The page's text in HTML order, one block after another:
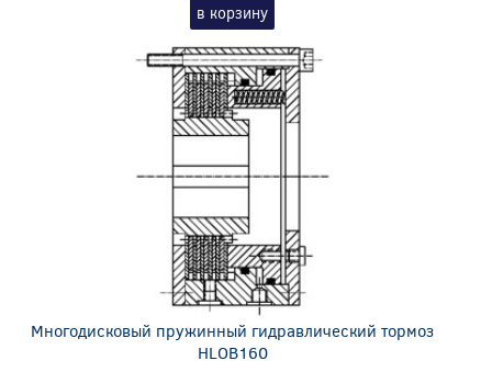
в корзину
Многодисковый пружинный гидравлический тормоз
HLOB160